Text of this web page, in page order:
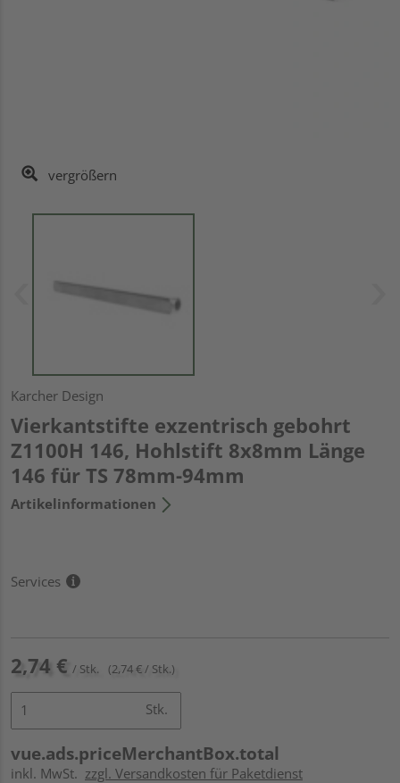
vergrößern
Karcher Design
Vierkantstifte exzentrisch gebohrt
Z1100H 146, Hohlstift 8x8mm Länge
146 für TS 78mm-94mm
Artikelinformationen
Services
2,74 € / Stk. (2,74 € / Stk.)
Stk.
vue.ads.priceMerchantBox.total
inkl. MwSt. zzgl. Versandkosten für Paketdienst